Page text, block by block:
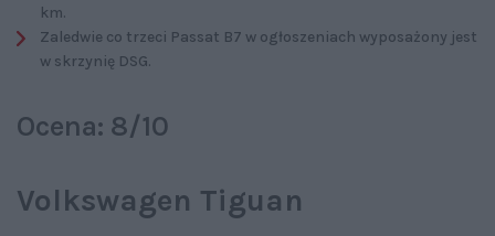
km.
Zaledwie co trzeci Passat B7 w ogłoszeniach wyposażony jest
w skrzynię DSG.
Ocena: 8/10
Volkswagen Tiguan